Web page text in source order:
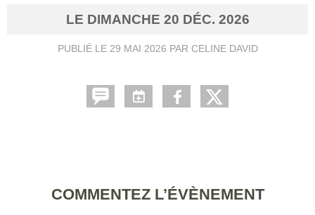
LE DIMANCHE 20 DÉC. 2026
PUBLIÉ LE 29 MAI 2026 PAR CELINE DAVID
COMMENTEZ L’ÉVÈNEMENT